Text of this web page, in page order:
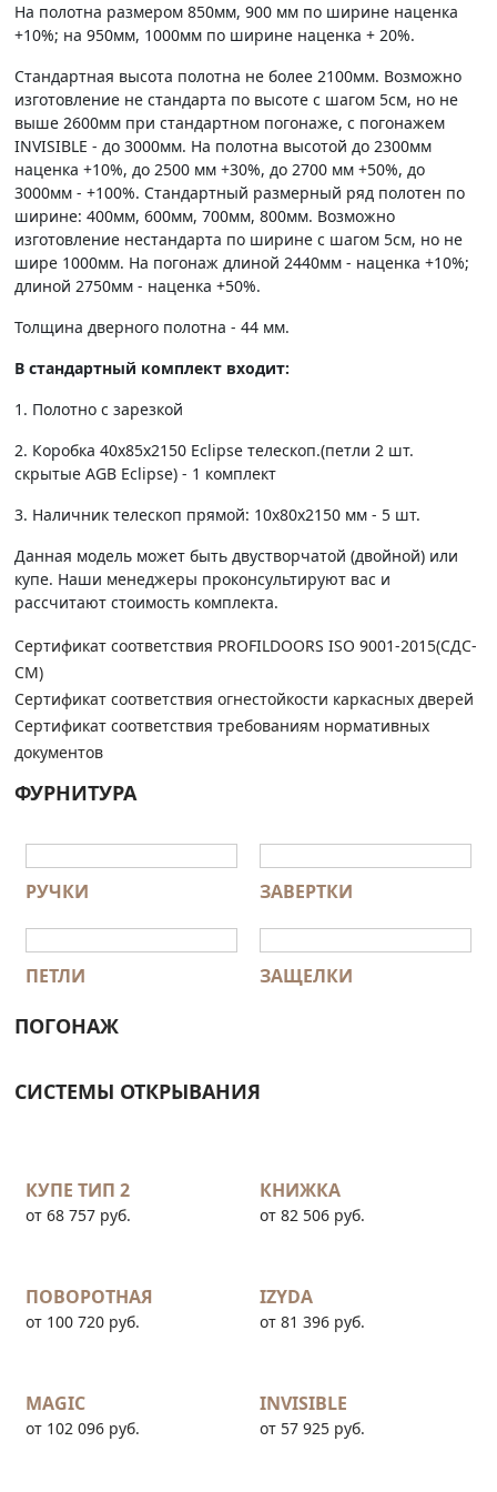
На полотна размером 850мм, 900 мм по ширине наценка
+10%; на 950мм, 1000мм по ширине наценка + 20%.
Стандартная высота полотна не более 2100мм. Возможно
изготовление не стандарта по высоте с шагом 5см, но не
выше 2600мм при стандартном погонаже, с погонажем
INVISIBLE - до 3000мм. На полотна высотой до 2300мм
наценка +10%, до 2500 мм +30%, до 2700 мм +50%, до
3000мм - +100%. Стандартный размерный ряд полотен по
ширине: 400мм, 600мм, 700мм, 800мм. Возможно
изготовление нестандарта по ширине с шагом 5см, но не
шире 1000мм. На погонаж длиной 2440мм - наценка +10%;
длиной 2750мм - наценка +50%.
Толщина дверного полотна - 44 мм.
В стандартный комплект входит:
1. Полотно c зарезкой
2. Коробка 40х85х2150 Eclipse телескоп.(петли 2 шт.
скрытые AGB Eclipse) - 1 комплект
3. Наличник телескоп прямой: 10х80х2150 мм - 5 шт.
Данная модель может быть двустворчатой (двойной) или
купе. Наши менеджеры проконсультируют вас и
рассчитают стоимость комплекта.
Сертификат соответствия PROFILDOORS ISO 9001-2015(СДС-
СМ)
Сертификат соответствия огнестойкости каркасных дверей
Сертификат соответствия требованиям нормативных
документов
ФУРНИТУРА
РУЧКИ ЗАВЕРТКИ
ПЕТЛИ ЗАЩЕЛКИ
ПОГОНАЖ
СИСТЕМЫ ОТКРЫВАНИЯ
КУПЕ ТИП 2
от 68 757 руб.
КНИЖКА
от 82 506 руб.
ПОВОРОТНАЯ
от 100 720 руб.
IZYDA
от 81 396 руб.
MAGIC
от 102 096 руб.
INVISIBLE
от 57 925 руб.